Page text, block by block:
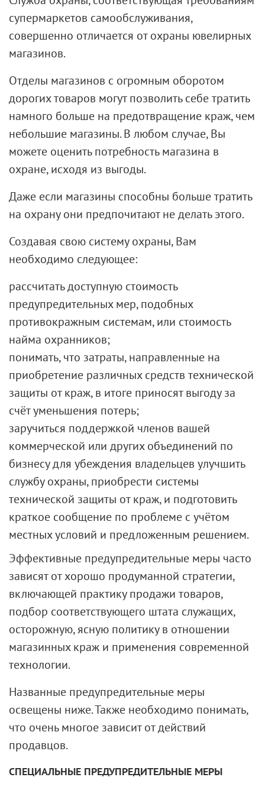
супермаркетов самообслуживания,
совершенно отличается от охраны ювелирных
магазинов.
Отделы магазинов с огромным оборотом
дорогих товаров могут позволить себе тратить
намного больше на предотвращение краж, чем
небольшие магазины. В любом случае, Вы
можете оценить потребность магазина в
охране, исходя из выгоды.
Даже если магазины способны больше тратить
на охрану они предпочитают не делать этого.
Создавая свою систему охраны, Вам
необходимо следующее:
рассчитать доступную стоимость
предупредительных мер, подобных
противокражным системам, или стоимость
найма охранников;
понимать, что затраты, направленные на
приобретение различных средств технической
защиты от краж, в итоге приносят выгоду за
счёт уменьшения потерь;
заручиться поддержкой членов вашей
коммерческой или других объединений по
бизнесу для убеждения владельцев улучшить
службу охраны, приобрести системы
технической защиты от краж, и подготовить
краткое сообщение по проблеме с учётом
местных условий и предложенным решением.
Эффективные предупредительные меры часто
зависят от хорошо продуманной стратегии,
включающей практику продажи товаров,
подбор соответствующего штата служащих,
осторожную, ясную политику в отношении
магазинных краж и применения современной
технологии.
Названные предупредительные меры
освещены ниже. Также необходимо понимать,
что очень многое зависит от действий
продавцов.
СПЕЦИАЛЬНЫЕ ПРЕДУПРЕДИТЕЛЬНЫЕ МЕРЫ